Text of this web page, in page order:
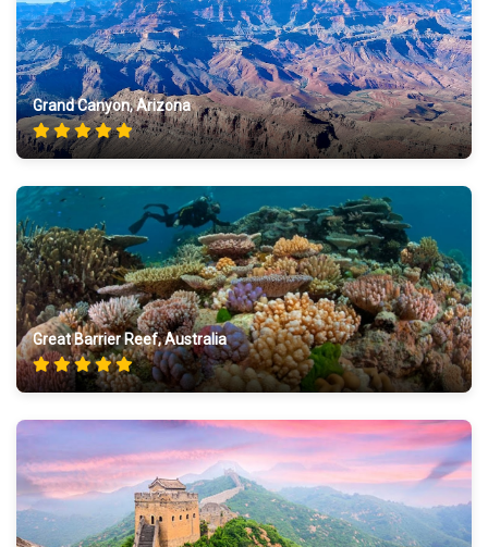
Grand Canyon, Arizona
Great Barrier Reef, Australia